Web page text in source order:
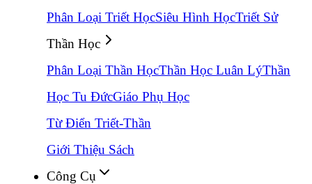
Phân Loại Triết HọcSiêu Hình HọcTriết Sử
Thần Học
Phân Loại Thần HọcThần Học Luân LýThần
Học Tu ĐứcGiáo Phụ Học
Từ Điển Triết-Thần
Giới Thiệu Sách
Công Cụ